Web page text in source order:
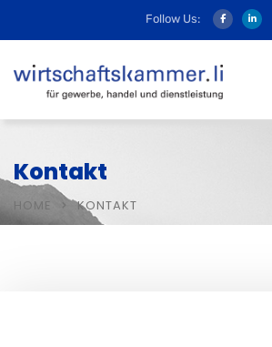
Follow Us:
Kontakt
HOME KONTAKT